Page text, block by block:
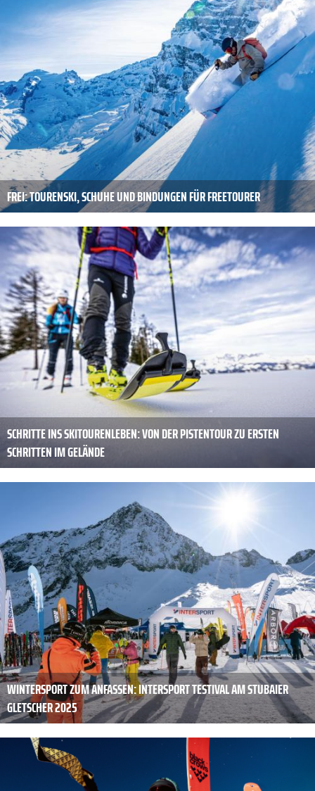
FREI: TOURENSKI, SCHUHE UND BINDUNGEN FÜR FREETOURER
SCHRITTE INS ­SKITOURENLEBEN: VON DER PISTENTOUR ZU ERSTEN
SCHRITTEN IM GELÄNDE
WINTERSPORT ZUM ANFASSEN: INTERSPORT TESTIVAL AM STUBAIER
GLETSCHER 2025